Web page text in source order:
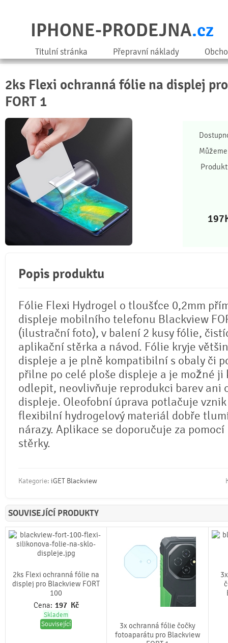
IPHONE-PRODEJNA.cz
Titulní stránka Přepravní náklady
2ks Flexi ochranná fólie na displej
FORT 1
197
Popis produktu
Fólie Flexi Hydrogel o tloušťce 0,2mm
displeje mobilního telefonu Blackview
(ilustrační foto), v balení 2 kusy fólie,
aplikační stěrka a návod. Fólie kryje
displeje a je plně kompatibilní s obaly či
přilne po celé ploše displeje a je možné ji
odlepit, neovlivňuje reprodukci barev ani
displeje. Oleofobní úprava potlačuje
flexibilní hydrogelový materiál dobře
nárazy. Aplikace se doporučuje za
stěrky.
Kategorie: iGET Blackview
SOUVISEJÍCÍ PRODUKTY
2ks Flexi ochranná fólie na
displej pro Blackview FORT
100
Cena: 197 Kč
Skladem
Související
3x ochranná fólie čočky
fotoaparátu pro Blackview